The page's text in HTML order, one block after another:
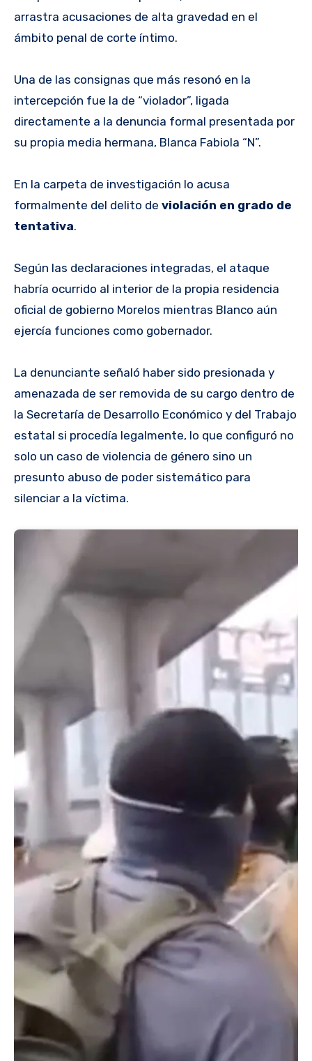
arrastra acusaciones de alta gravedad en el
ámbito penal de corte íntimo.
Una de las consignas que más resonó en la
intercepción fue la de “violador”, ligada
directamente a la denuncia formal presentada por
su propia media hermana, Blanca Fabiola “N”.
En la carpeta de investigación lo acusa
formalmente del delito de violación en grado de
tentativa.
Según las declaraciones integradas, el ataque
habría ocurrido al interior de la propia residencia
oficial de gobierno Morelos mientras Blanco aún
ejercía funciones como gobernador.
La denunciante señaló haber sido presionada y
amenazada de ser removida de su cargo dentro de
la Secretaría de Desarrollo Económico y del Trabajo
estatal si procedía legalmente, lo que configuró no
solo un caso de violencia de género sino un
presunto abuso de poder sistemático para
silenciar a la víctima.